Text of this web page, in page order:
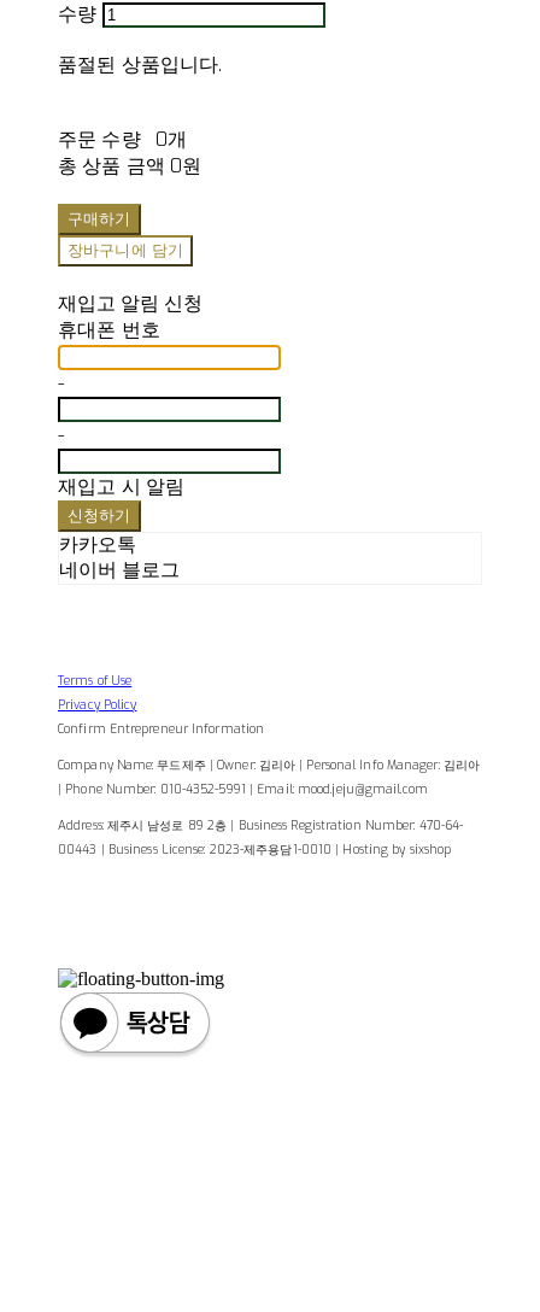
수량
품절된 상품입니다.
주문 수량
0개
총 상품 금액 0원
구매하기
장바구니에 담기
재입고 알림 신청
휴대폰 번호
-
-
재입고 시 알림
신청하기
카카오톡
네이버 블로그
Terms of Use
Privacy Policy
Confirm Entrepreneur Information
Company Name: 무드제주 | Owner: 김리아 | Personal Info Manager: 김리아
| Phone Number: 010-4352-5991 | Email: mood.jeju@gmail.com
Address: 제주시 남성로 89 2층 | Business Registration Number: 470-64-
00443 | Business License: 2023-제주용담1-0010 | Hosting by sixshop